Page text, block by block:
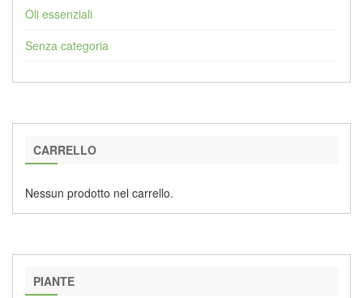
Oli essenziali
Senza categoria
CARRELLO
Nessun prodotto nel carrello.
PIANTE